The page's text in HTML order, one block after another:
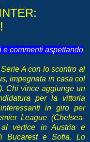
e commenti aspettando
A con lo scontro al
impegnata in casa col
Chi vince aggiunge un
per la vittoria
in giro per
League (Chelsea-
al vertice in Austria e
Bucarest e Sofia. Lo